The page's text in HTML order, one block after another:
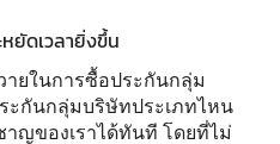
ยัดเวลายิ่งขึ้น
ยในการซื้อประกันกลุ่ม
ระกันกลุ่มบริษัทประเภทไหน
ญของเราได้ทันที โดยที่ไม่